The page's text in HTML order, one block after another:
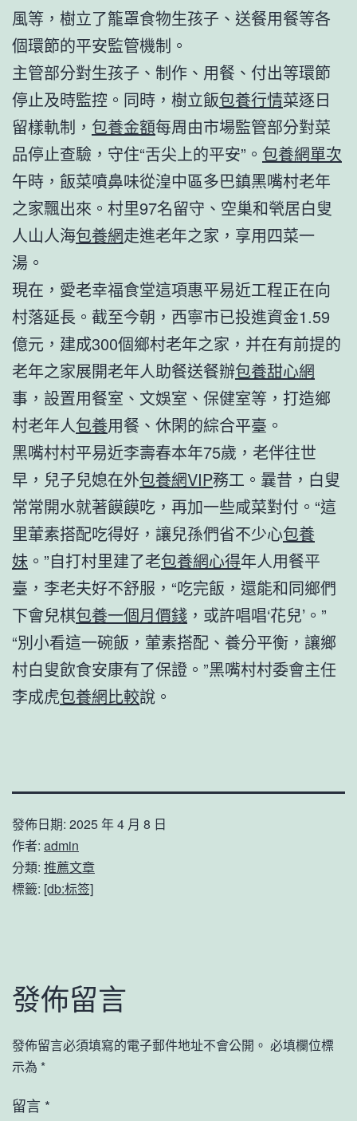
風等，樹立了籠罩食物生孩子、送餐用餐等各
個環節的平安監管機制。
主管部分對生孩子、制作、用餐、付出等環節
停止及時監控。同時，樹立飯包養行情菜逐日
留樣軌制， 包養金額每周由市場監管部分對菜
品停止查驗，守住“舌尖上的平安”。 包養網單次
午時，飯菜噴鼻味從湟中區多巴鎮黑嘴村老年
之家飄出來。村里97名留守、空巢和煢居白叟
人山人海包養網走進老年之家，享用四菜一
湯。
現在，愛老幸福食堂這項惠平易近工程正在向
村落延長。截至今朝，西寧市已投進資金1.59
億元，建成300個鄉村老年之家，并在有前提的
老年之家展開老年人助餐送餐辦包養甜心網
事，設置用餐室、文娛室、保健室等，打造鄉
村老年人包養用餐、休閑的綜合平臺。
黑嘴村村平易近李壽春本年75歲，老伴往世
早，兒子兒媳在外包養網VIP務工。曩昔，白叟
常常開水就著饃饃吃，再加一些咸菜對付。“這
里葷素搭配吃得好，讓兒孫們省不少心包養
妹 。”自打村里建了老包養網心得年人用餐平
臺，李老夫好不舒服，“吃完飯，還能和同鄉們
下會兒棋包養一個月價錢 ，或許唱唱‘花兒’。”
“別小看這一碗飯，葷素搭配、養分平衡，讓鄉
村白叟飲食安康有了保證。”黑嘴村村委會主任
李成虎包養網比較說。
發佈日期: 2025 年 4 月 8 日
作者: admin
分類: 推薦文章
標籤: [db:标签]
發佈留言
發佈留言必須填寫的電子郵件地址不會公開。 必填欄位標
示為 *
留言 *